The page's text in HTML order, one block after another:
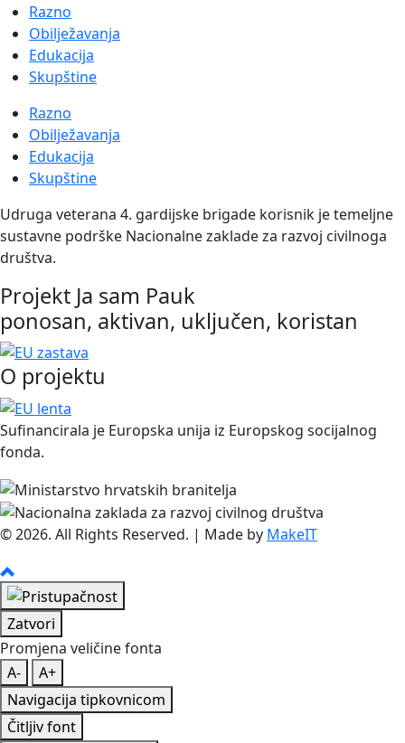
Razno
Obilježavanja
Edukacija
Skupštine
Razno
Obilježavanja
Edukacija
Skupštine
Udruga veterana 4. gardijske brigade korisnik je temeljne
sustavne podrške Nacionalne zaklade za razvoj civilnoga
društva.
Projekt Ja sam Pauk
ponosan, aktivan, uključen, koristan
O projektu
Sufinancirala je Europska unija iz Europskog socijalnog
fonda.
© 2026. All Rights Reserved. | Made by MakeIT
Zatvori
Promjena veličine fonta
A-
A+
Navigacija tipkovnicom
Čitljiv font